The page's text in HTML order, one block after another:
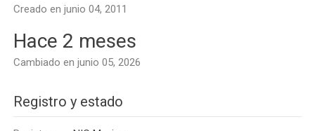
Creado en junio 04, 2011
Hace 2 meses
Cambiado en junio 05, 2026
Registro y estado